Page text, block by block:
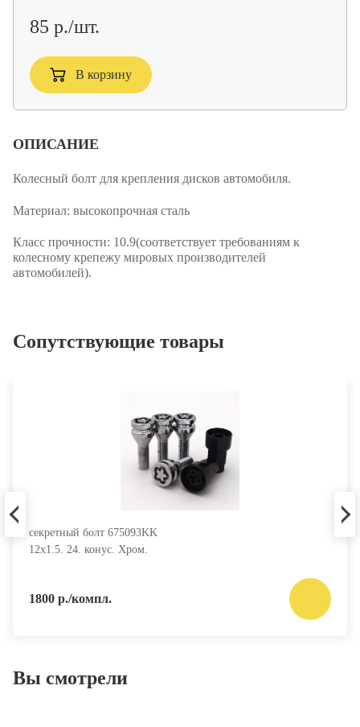
85 р./шт.
В корзину
ОПИСАНИЕ
Колесный болт для крепления дисков автомобиля.
Материал: высокопрочная сталь
Класс прочности: 10.9(соответствует требованиям к
колесному крепежу мировых производителей
автомобилей).
Сопутствующие товары
секретный болт 675093KK
12х1.5. 24. конус. Хром.
1800 р./компл.
Вы смотрели